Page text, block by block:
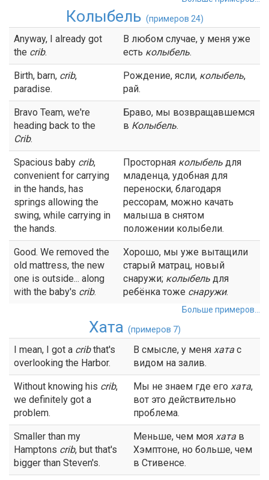
Колыбель (примеров 24)
Anyway, I already got
the crib.
В любом случае, у меня уже
есть колыбель.
Birth, barn, crib,
paradise.
Рождение, ясли, колыбель,
рай.
Bravo Team, we're
heading back to the
Crib.
Браво, мы возвращавшемся
в Колыбель.
Spacious baby crib,
convenient for carrying
in the hands, has
springs allowing the
swing, while carrying in
the hands.
Просторная колыбель для
младенца, удобная для
переноски, благодаря
рессорам, можно качать
малыша в снятом
положении колыбели.
Good. We removed the
old mattress, the new
one is outside... along
with the baby's crib.
Хорошо, мы уже вытащили
старый матрац, новый
снаружи; колыбель для
ребёнка тоже снаружи.
Больше примеров...
Хата (примеров 7)
I mean, I got a cribthat's
overlooking the Harbor.
В смысле, у меня хата с
видом на залив.
Without knowing his crib,
we definitely got a
problem.
Мы не знаем где его хата,
вот это действительно
проблема.
Smaller than my
Hamptons crib, but that's
bigger than Steven's.
Меньше, чем моя хата в
Хэмптоне, но больше, чем
в Стивенсе.